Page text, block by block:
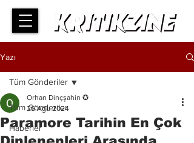
Yazı
Tüm Gönderiler
Haberler
Tüm Gönderiler
Paramore Tarihin En Çok
Orhan Dinçşahin ✪
26 Ağu 2024